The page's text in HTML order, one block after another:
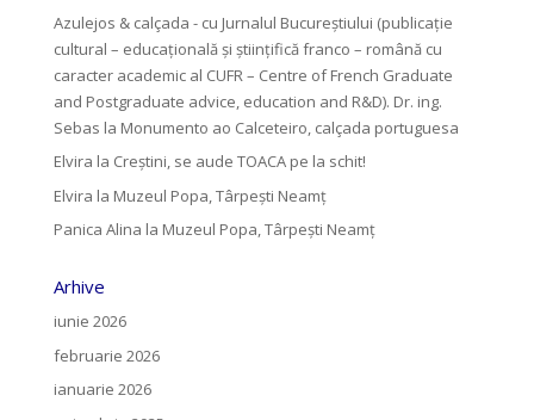
Azulejos & calçada - cu Jurnalul Bucureștiului (publicație
cultural – educațională și științifică franco – română cu
caracter academic al CUFR – Centre of French Graduate
and Postgraduate advice, education and R&D). Dr. ing.
Sebas la Monumento ao Calceteiro, calçada portuguesa
Elvira la Creştini, se aude TOACA pe la schit!
Elvira la Muzeul Popa, Târpeşti Neamţ
Panica Alina la Muzeul Popa, Târpeşti Neamţ
Arhive
iunie 2026
februarie 2026
ianuarie 2026